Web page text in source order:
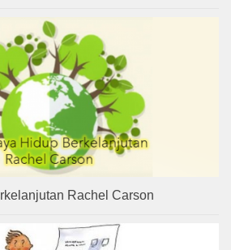
Rachel Carson